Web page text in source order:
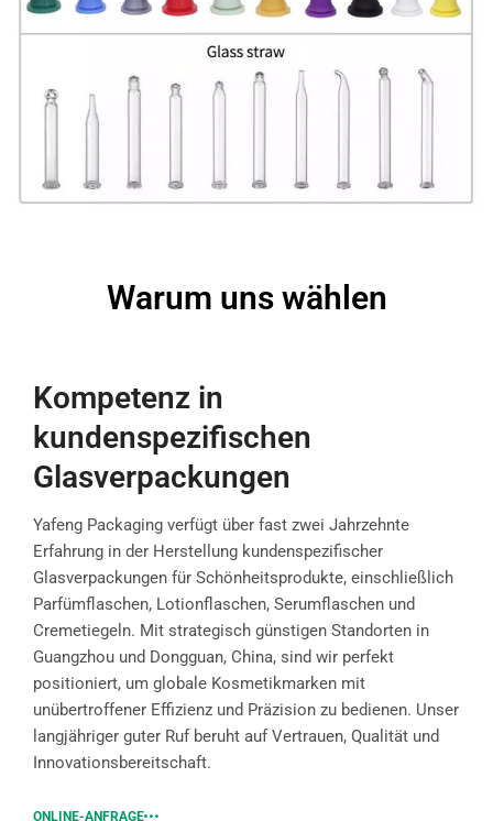
Warum uns wählen
Kompetenz in
kundenspezifischen
Glasverpackungen
Yafeng Packaging verfügt über fast zwei Jahrzehnte
Erfahrung in der Herstellung kundenspezifischer
Glasverpackungen für Schönheitsprodukte, einschließlich
Parfümflaschen, Lotionflaschen, Serumflaschen und
Cremetiegeln. Mit strategisch günstigen Standorten in
Guangzhou und Dongguan, China, sind wir perfekt
positioniert, um globale Kosmetikmarken mit
unübertroffener Effizienz und Präzision zu bedienen. Unser
langjähriger guter Ruf beruht auf Vertrauen, Qualität und
Innovationsbereitschaft.
ONLINE-ANFRAGE